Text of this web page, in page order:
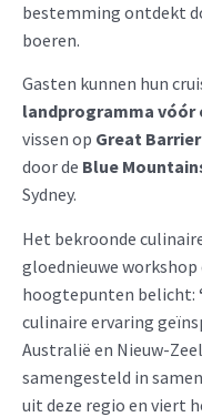
bestemming ontdekt
boeren.
Gasten kunnen hun
landprogramma vóór
vissen op Great
door de Blue
Sydney.
Het bekroonde
gloednieuwe
hoogtepunten belicht:
culinaire ervaring
Australië en Nieuw-
samengesteld in
uit deze regio en viert